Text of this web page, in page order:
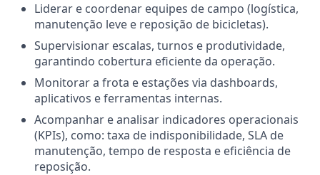
Liderar e coordenar equipes de campo (logística,
manutenção leve e reposição de bicicletas).
Supervisionar escalas, turnos e produtividade,
garantindo cobertura eficiente da operação.
Monitorar a frota e estações via dashboards,
aplicativos e ferramentas internas.
Acompanhar e analisar indicadores operacionais
(KPIs), como: taxa de indisponibilidade, SLA de
manutenção, tempo de resposta e eficiência de
reposição.